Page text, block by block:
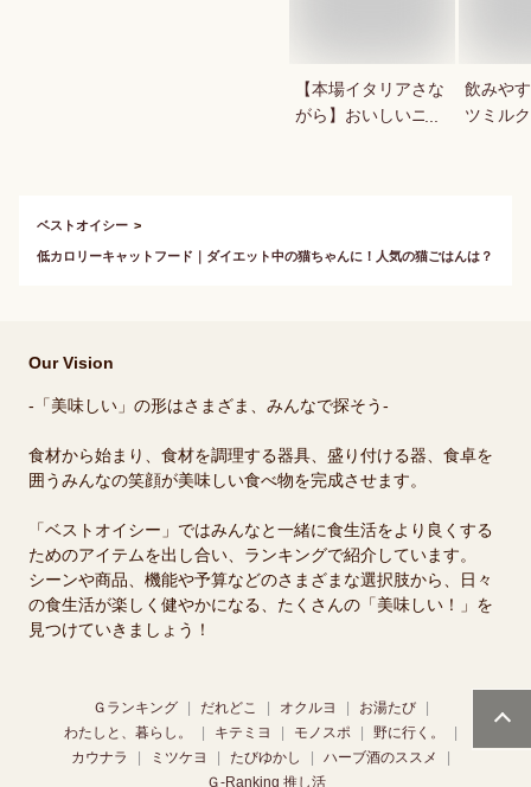
【本場イタリアさな
がら】おいしいニョ
飲みや
ツミル
ベストオイシー
低カロリーキャットフード｜ダイエット中の猫ちゃんに！人気の猫ごはんは？
Our Vision
-「美味しい」の形はさまざま、みんなで探そう-
食材から始まり、食材を調理する器具、盛り付ける器、食卓を
囲うみんなの笑顔が美味しい食べ物を完成させます。
「ベストオイシー」ではみんなと一緒に食生活をより良くする
ためのアイテムを出し合い、ランキングで紹介しています。
シーンや商品、機能や予算などのさまざまな選択肢から、日々
の食生活が楽しく健やかになる、たくさんの「美味しい！」を
見つけていきましょう！
Ｇランキング だれどこ オクルヨ
お湯たび
わたしと、暮らし。
キテミヨ モノスポ
野に行く。
カウナラ
ミツケヨ たびゆかし
ハーブ酒のススメ
Ｇ-Ranking 推し活